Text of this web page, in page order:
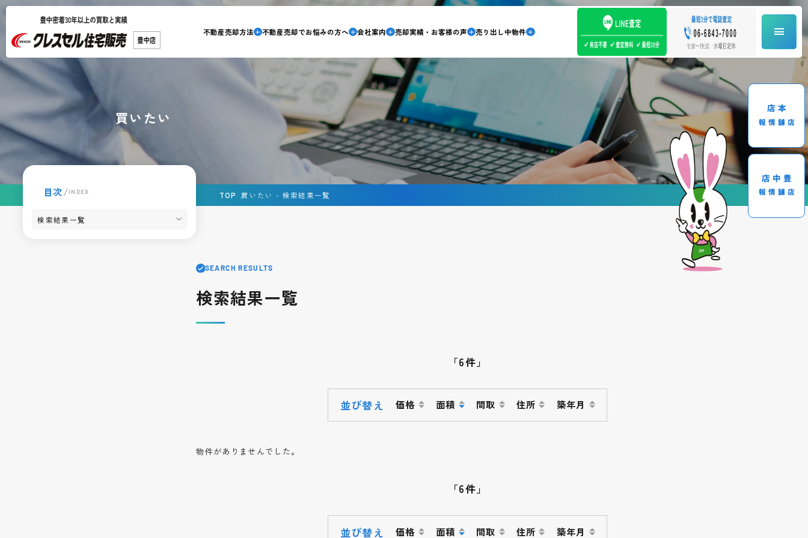
不動産売却方法 不動産売却でお悩みの方へ 会社案内 売却実績・お客様の声 売り出し中物件
買いたい
TOP 買いたい - 検索結果一覧
目次/INDEX
検索結果一覧
SEARCH RESULTS
検索結果一覧
「6件」
並び替え 価格 面積 間取 住所 築年月
物件がありませんでした。
「6件」
並び替え 価格 面積 間取 住所 築年月
本店
店舗情報
豊中店
店舗情報